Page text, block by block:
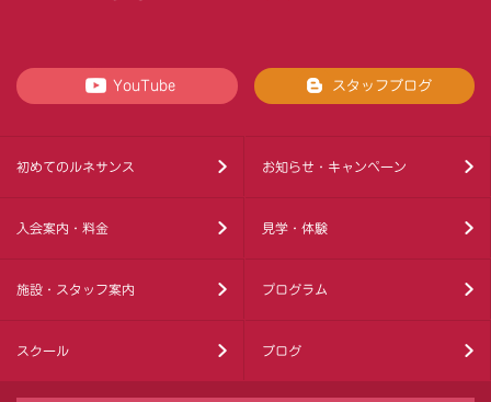
YouTube スタッフブログ
初めてのルネサンス お知らせ・キャンペーン
入会案内・料金 見学・体験
施設・スタッフ案内 プログラム
スクール ブログ